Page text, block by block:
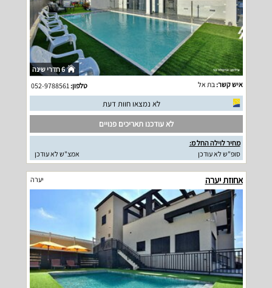
6 חדרי שינה
איש קשר: בת אל טלפון:
לא נמצאו חוות דעת
לא עודכנו תאריכים פנויים
מחיר לוילה החל מ:
סופ"ש לא עודכן
אמצ"ש לא עודכן
אחוזת יערה יערה